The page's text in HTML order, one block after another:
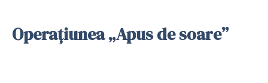
Operațiunea „Apus de soare”